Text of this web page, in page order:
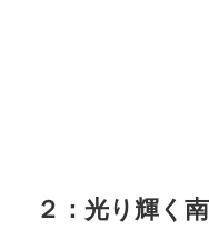
２：光り輝く